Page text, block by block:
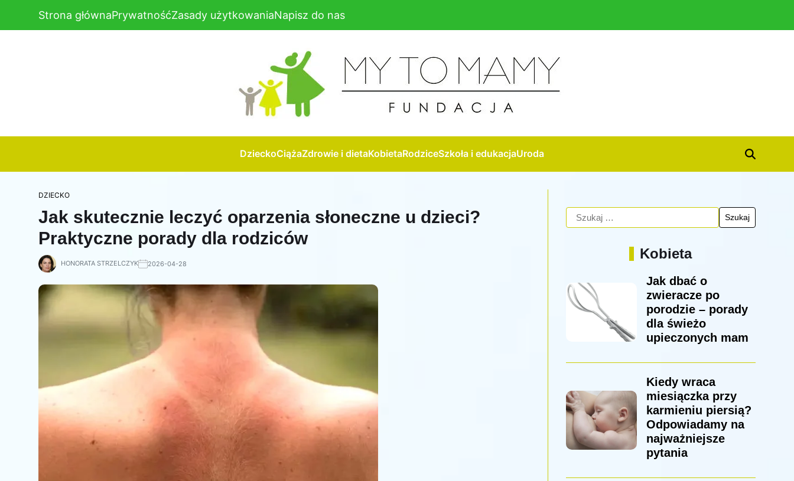
Strona głównaPrywatnośćZasady użytkowaniaNapisz do nas
DzieckoCiążaZdrowie i dietaKobietaRodziceSzkoła i edukacjaUroda
DZIECKO
Jak skutecznie leczyć oparzenia słoneczne u dzieci?
Praktyczne porady dla rodziców
HONORATA STRZELCZYK 2026-04-28
Kobieta
Jak dbać o
zwieracze po
porodzie – porady
dla świeżo
upieczonych mam
Kiedy wraca
miesiączka przy
karmieniu piersią?
Odpowiadamy na
najważniejsze
pytania